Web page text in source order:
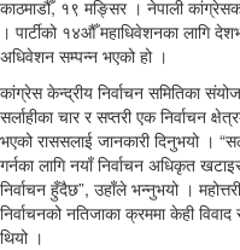
काठमाडौँ, १९ मङ्सिर । नेपाली
। पार्टीको १४औँ महाधिवेशनका लागि
अधिवेशन सम्पन्न भएको हो ।
कांग्रेस केन्द्रीय निर्वाचन समितिका
सर्लाहीका चार र सप्तरी एक निर्वाचन
भएको राससलाई जानकारी दिनुभयो ।
गर्नका लागि नयाँ निर्वाचन अधिकृत
निर्वाचन हुँदैछ”, उहाँले भन्नुभयो ।
निर्वाचनको नतिजाका क्रममा केही
थियो ।